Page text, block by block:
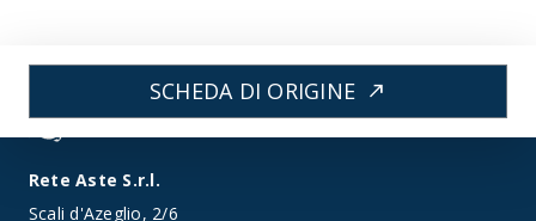
SCHEDA DI ORIGINE north_east
Rete Aste S.r.l.
Scali d'Azeglio, 2/6